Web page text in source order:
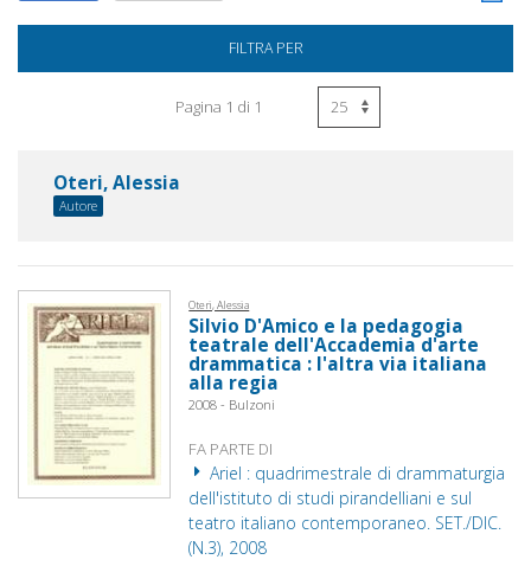
FILTRA PER
Pagina 1 di 1
Oteri, Alessia
Autore
Oteri, Alessia
Silvio D'Amico e la pedagogia
teatrale dell'Accademia d'arte
drammatica : l'altra via italiana
alla regia
2008 - Bulzoni
FA PARTE DI
Ariel : quadrimestrale di drammaturgia
dell'istituto di studi pirandelliani e sul
teatro italiano contemporaneo. SET./DIC.
(N.3), 2008